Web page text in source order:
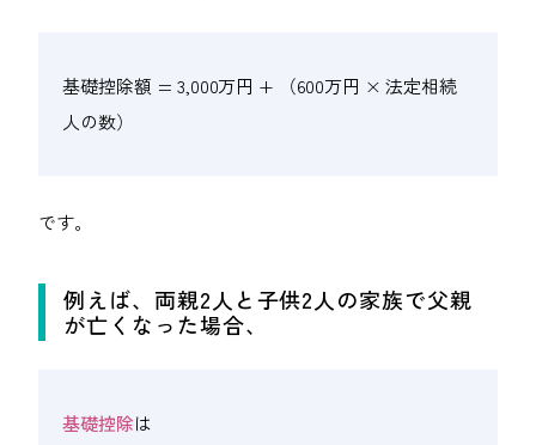
基礎控除額 = 3,000万円 + （600万円 × 法定相続
人の数）
です。
例えば、両親2人と子供2人の家族で父親
が亡くなった場合、
基礎控除は